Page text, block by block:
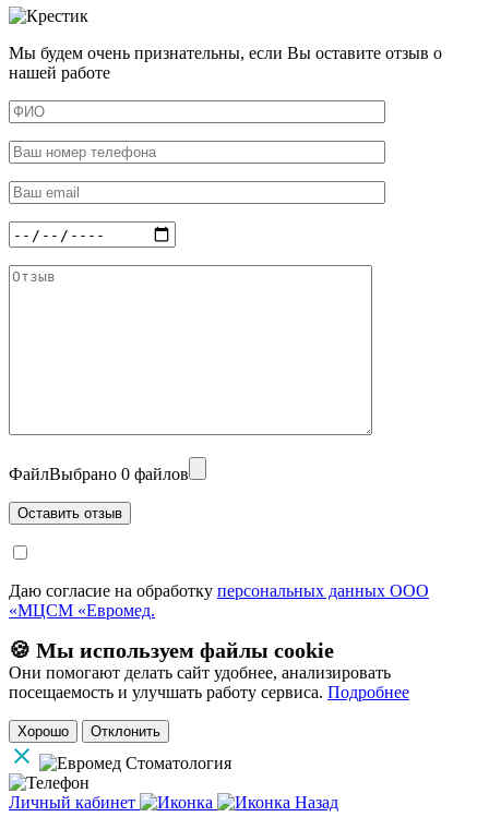
Мы будем очень признательны, если Вы оставите отзыв о
нашей работе
ФайлВыбрано 0 файлов
Даю согласие на обработку персональных данных ООО
«МЦСМ «Евромед.
🍪 Мы используем файлы cookie
Они помогают делать сайт удобнее, анализировать
посещаемость и улучшать работу сервиса. Подробнее
Хорошо Отклонить
Личный кабинет
Назад